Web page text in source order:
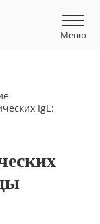
Меню
Меню
IgE: